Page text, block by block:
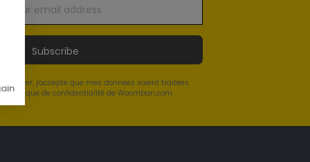
Subscribe
j'accepte que mes données soient traitées
Politique de confidentialité de Woomban.com.